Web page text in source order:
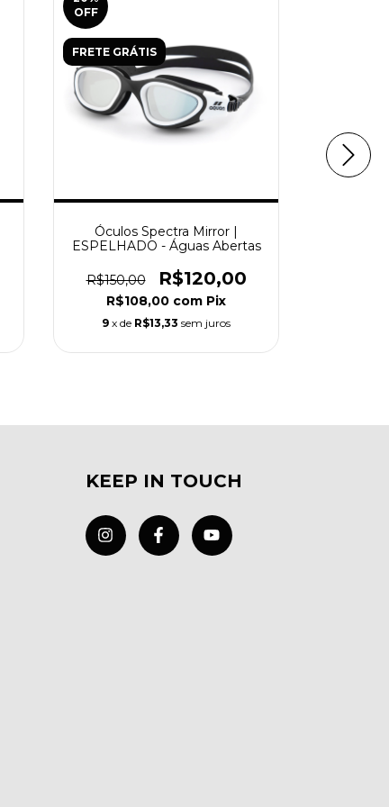
OFF
FRETE GRÁTIS
Óculos Spectra Mirror |
ESPELHADO - Águas Abertas
R$150,00 R$120,00
R$108,00 com Pix
9 x de R$13,33 sem juros
KEEP IN TOUCH